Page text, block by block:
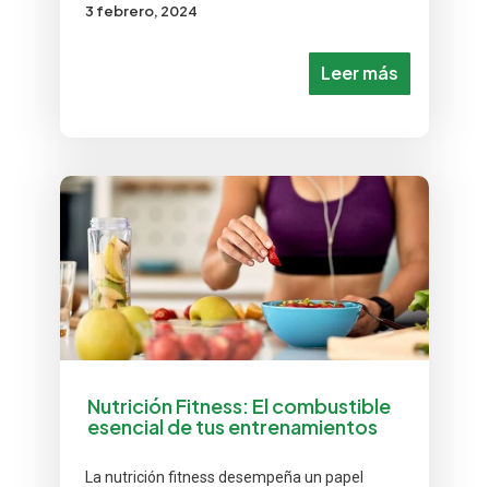
3 febrero, 2024
Leer más
Nutrición Fitness: El combustible
esencial de tus entrenamientos
La nutrición fitness desempeña un papel